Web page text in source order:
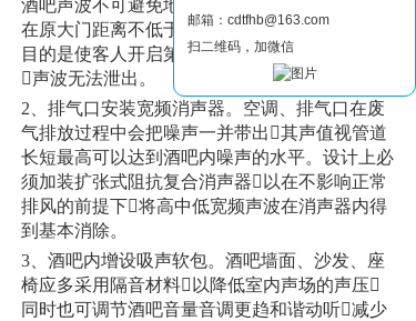
酒吧声波不可避免地产生泄漏。因此设计上应
在原大门距离不低于1.5M处再加设一道隔声门
目的是使客人开启第二道门时第一道门已经关闭
声波无法泄出。
2、排气口安装宽频消声器。空调、排气口在废
气排放过程中会把噪声一并带出其声值视管道
长短最高可以达到酒吧内噪声的水平。设计上必
须加装扩张式阻抗复合消声器以在不影响正常
排风的前提下将高中低宽频声波在消声器内得
到基本消除。
3、酒吧内增设吸声软包。酒吧墙面、沙发、座
椅应多采用隔音材料以降低室内声场的声压
同时也可调节酒吧音量音调更趋和谐动听减少
邮箱：cdtfhb@163.com
扫二维码，加微信